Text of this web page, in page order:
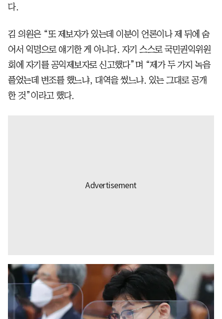
다.
김 의원은 “또 제보자가 있는데 이분이 언론이나 제 뒤에 숨
어서 익명으로 얘기한 게 아니다. 자기 스스로 국민권익위원
회에 자기를 공익제보자로 신고했다”며 “제가 두 가지 녹음
풀었는데 변조를 했느냐, 대역을 썼느냐. 있는 그대로 공개
한 것”이라고 했다.